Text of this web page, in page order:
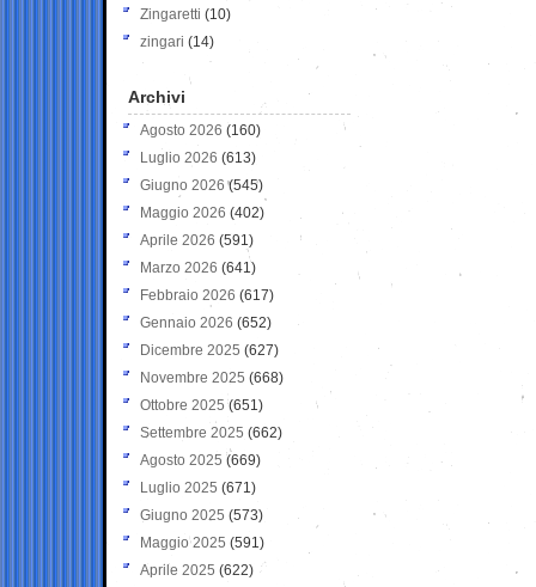
Zingaretti (10)
zingari (14)
Archivi
Agosto 2026 (160)
Luglio 2026 (613)
Giugno 2026 (545)
Maggio 2026 (402)
Aprile 2026 (591)
Marzo 2026 (641)
Febbraio 2026 (617)
Gennaio 2026 (652)
Dicembre 2025 (627)
Novembre 2025 (668)
Ottobre 2025 (651)
Settembre 2025 (662)
Agosto 2025 (669)
Luglio 2025 (671)
Giugno 2025 (573)
Maggio 2025 (591)
Aprile 2025 (622)